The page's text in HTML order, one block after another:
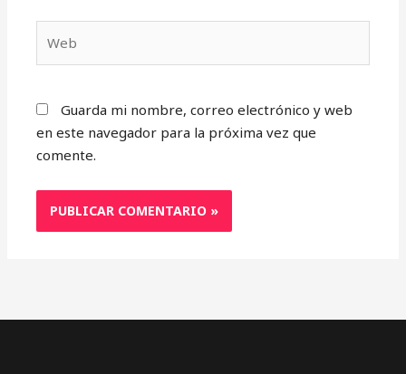
Guarda mi nombre, correo electrónico y web
en este navegador para la próxima vez que
comente.